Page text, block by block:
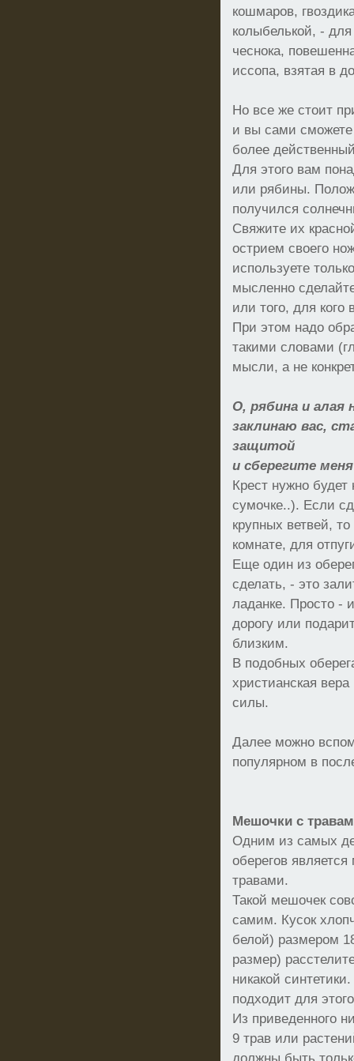
кошмаров,
колыбелькой, -
чеснока,
иссопа, взятая в
Но все же стоит
и вы сами сможете
более
Для этого вам
или рябины.
получился
Свяжите их
острием своего
используете
мысленно
или того, для кого
При этом надо
такими словами
мысли, а не
О, рябина и алая
заклинаю вас,
защитой
и сберегите
Крест нужно
сумочке..). Если
крупных ветвей,
комнате, для
Еще один из
сделать, - это
ладанке. Просто -
дорогу или
близким.
В подобных
христианская
силы.
Далее можно
популярном в
Мешочки с
Одним из самых
оберегов
травами.
Такой мешочек
самим. Кусок
белой) размером
размер)
никакой
подходит для
Из приведенного
9 трав или